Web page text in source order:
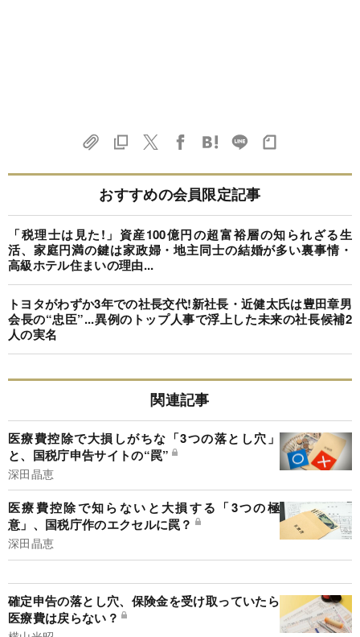
おすすめの会員限定記事
「税理士は見た!」資産100億円の超富裕層の知られざる生
活、家庭円満の鍵は家政婦・地主同士の結婚が多い裏事情・
高級ホテル住まいの理由...
トヨタがわずか3年での社長交代!新社長・近健太氏は豊田章男
会長の“忠臣”...異例のトップ人事で浮上した未来の社長候補2
人の実名
関連記事
医療費控除で大損しがちな「3つの落とし穴」
と、国税庁申告サイトの“罠”
深田晶恵
医療費控除で知らないと大損する「3つの極
意」、国税庁作のエクセルに罠？
深田晶恵
確定申告の落とし穴、保険金を受け取っていたら
医療費は戻らない？